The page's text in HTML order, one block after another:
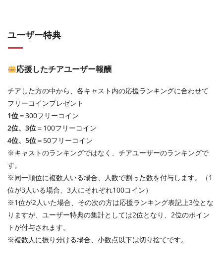
ユーザー特典
応援したチアユーザー報酬
チアした方の中から、各キャスト内の応援ランキングに合わせて
フリーコインプレゼント
1位＝300フリーコイン
2位、3位＝100フリーコイン
4位、5位＝50フリーコイン
※キャストのランキングではなく、チアユーザーのランキングで
す。
※同一順位に複数人いる場合、人数で割った数を付与します。（1
位が3人いる場合、3人にそれぞれ100コイン）
※1位が2人いた場合、その次の方は応援ランキング表記上3位とな
りますが、ユーザー特典の集計としては2位となり、2位のポイン
トが付与されます。
※複数人に振り分ける場合、小数点以下は切り捨てです。